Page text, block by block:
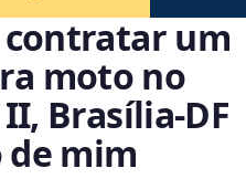
contratar um
moto no
Brasília‑DF
mim